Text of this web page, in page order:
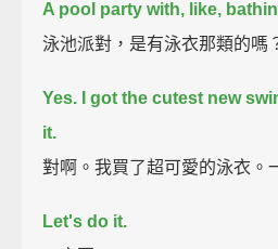
A pool party with, like,
泳池派對，是有泳衣那類的嗎
Yes. I got the cutest new
it.
對啊。我買了超可愛的泳衣。
Let's do it.